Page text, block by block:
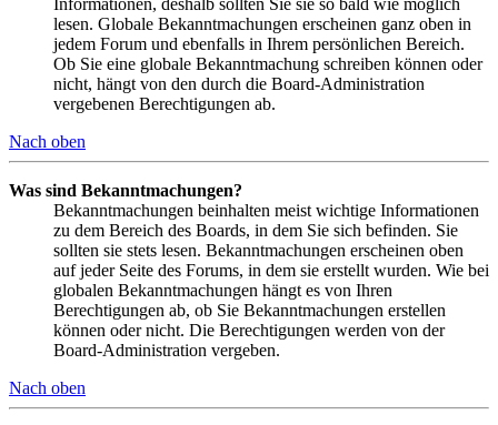
lesen. Globale Bekanntmachungen erscheinen ganz oben in
jedem Forum und ebenfalls in Ihrem persönlichen Bereich.
Ob Sie eine globale Bekanntmachung schreiben können oder
nicht, hängt von den durch die Board-Administration
vergebenen Berechtigungen ab.
Nach oben
Was sind Bekanntmachungen?
Bekanntmachungen beinhalten meist wichtige Informationen
zu dem Bereich des Boards, in dem Sie sich befinden. Sie
sollten sie stets lesen. Bekanntmachungen erscheinen oben
auf jeder Seite des Forums, in dem sie erstellt wurden. Wie bei
globalen Bekanntmachungen hängt es von Ihren
Berechtigungen ab, ob Sie Bekanntmachungen erstellen
können oder nicht. Die Berechtigungen werden von der
Board-Administration vergeben.
Nach oben